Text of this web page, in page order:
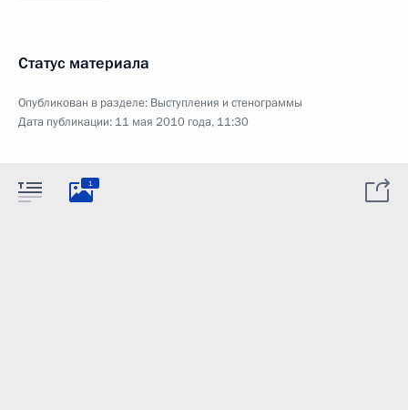
Статус материала
Опубликован в разделе: Выступления и стенограммы
Дата публикации: 11 мая 2010 года, 11:30
1